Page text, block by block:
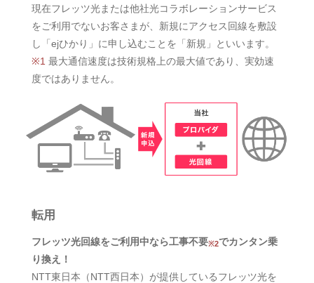
現在フレッツ光または他社光コラボレーションサービス
をご利用でないお客さまが、新規にアクセス回線を敷設
し「ejひかり」に申し込むことを「新規」といいます。
※1 最大通信速度は技術規格上の最大値であり、実効速
度ではありません。
転用
フレッツ光回線をご利用中なら工事不要※2でカンタン乗
り換え！
NTT東日本（NTT西日本）が提供しているフレッツ光を